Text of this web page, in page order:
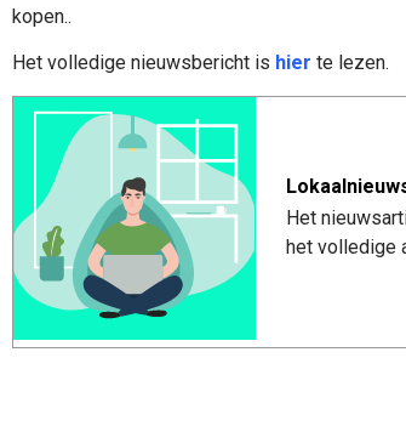
kopen..
Het volledige nieuwsbericht is hier te lezen.
Het
het volledige